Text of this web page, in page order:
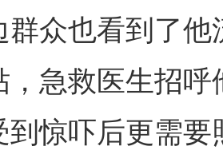
也看到了他
，急救医生招
到惊吓后更需